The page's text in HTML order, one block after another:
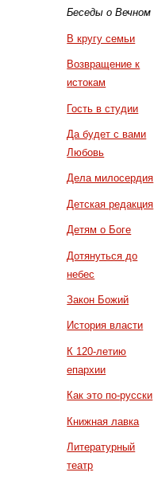
Беседы о Вечном
В кругу семьи
Возвращение к
истокам
Гость в студии
Да будет с вами
Любовь
Дела милосердия
Детская редакция
Детям о Боге
Дотянуться до
небес
Закон Божий
История власти
К 120-летию
епархии
Как это по-русски
Книжная лавка
Литературный
театр